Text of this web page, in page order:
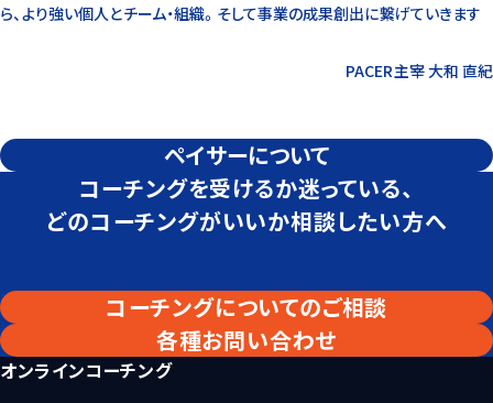
ら、より強い個人とチーム・組織。そして事業の成果創出に繋げていきます
PACER主宰 大和 直紀
ペイサーについて
コーチングを受けるか迷っている、
どのコーチングがいいか相談したい方へ
コーチングについてのご相談
各種お問い合わせ
オンラインコーチング